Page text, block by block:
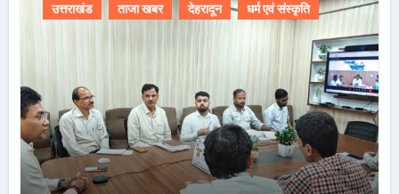
उत्तराखंड ताजा खबर देहरादून धर्म एवं संस्कृति